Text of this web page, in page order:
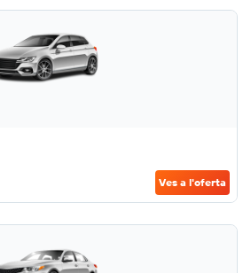
Ves a l'oferta